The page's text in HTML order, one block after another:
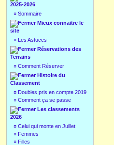
2025-2026
¤ Sommaire
Mieux connaitre le
site
¤ Les Astuces
Réservations des
Terrains
¤ Comment Réserver
Histoire du
Classement
¤ Doubles pris en compte 2019
¤ Comment ça se passe
Les classements
2026
¤ Celui qui monte en Juillet
¤ Femmes
¤ Filles